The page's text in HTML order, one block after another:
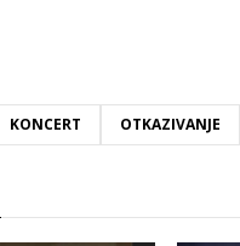
KONCERT OTKAZIVANJE